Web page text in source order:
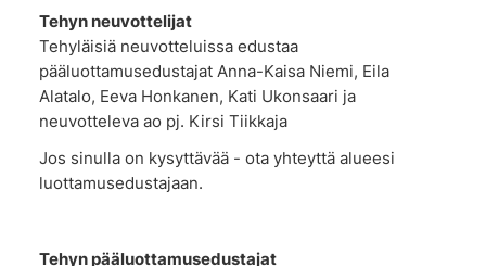
Tehyn neuvottelijat
Tehyläisiä neuvotteluissa edustaa
pääluottamusedustajat Anna-Kaisa Niemi, Eila
Alatalo, Eeva Honkanen, Kati Ukonsaari ja
neuvotteleva ao pj. Kirsi Tiikkaja
Jos sinulla on kysyttävää - ota yhteyttä alueesi
luottamusedustajaan.
Tehyn pääluottamusedustajat